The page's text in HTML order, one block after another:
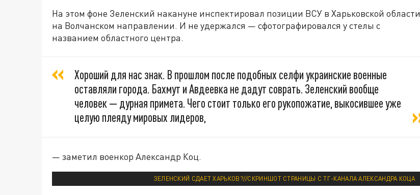
На этом фоне Зеленский накануне инспектировал позиции ВСУ в Харьковской области
на Волчанском направлении. И не удержался — сфотографировался у стелы с
названием областного центра.
Хороший для нас знак. В прошлом после подобных селфи украинские военные
оставляли города. Бахмут и Авдеевка не дадут соврать. Зеленский вообще
человек — дурная примета. Чего стоит только его рукопожатие, выкосившее уже
целую плеяду мировых лидеров,
— заметил военкор Александр Коц.
ЗЕЛЕНСКИЙ СДАЕТ ХАРЬКОВ?//СКРИНШОТ СТРАНИЦЫ С ТГ-КАНАЛА АЛЕКСАНДРА КОЦА